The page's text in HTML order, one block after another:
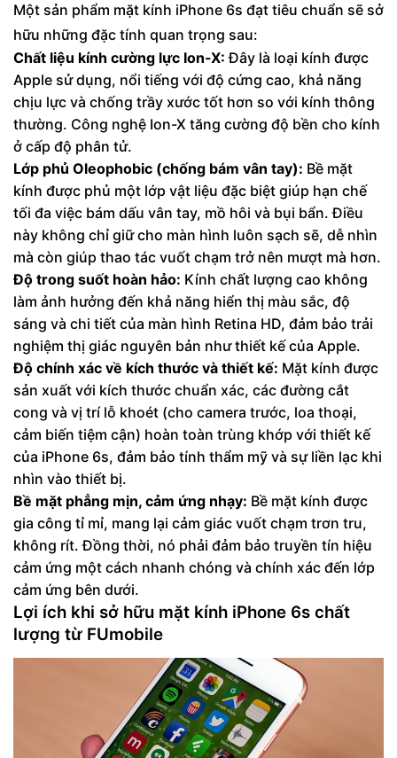
Một sản phẩm mặt kính iPhone 6s đạt tiêu chuẩn sẽ sở
hữu những đặc tính quan trọng sau:
Chất liệu kính cường lực Ion-X: Đây là loại kính được
Apple sử dụng, nổi tiếng với độ cứng cao, khả năng
chịu lực và chống trầy xước tốt hơn so với kính thông
thường. Công nghệ Ion-X tăng cường độ bền cho kính
ở cấp độ phân tử.
Lớp phủ Oleophobic (chống bám vân tay): Bề mặt
kính được phủ một lớp vật liệu đặc biệt giúp hạn chế
tối đa việc bám dấu vân tay, mồ hôi và bụi bẩn. Điều
này không chỉ giữ cho màn hình luôn sạch sẽ, dễ nhìn
mà còn giúp thao tác vuốt chạm trở nên mượt mà hơn.
Độ trong suốt hoàn hảo: Kính chất lượng cao không
làm ảnh hưởng đến khả năng hiển thị màu sắc, độ
sáng và chi tiết của màn hình Retina HD, đảm bảo trải
nghiệm thị giác nguyên bản như thiết kế của Apple.
Độ chính xác về kích thước và thiết kế: Mặt kính được
sản xuất với kích thước chuẩn xác, các đường cắt
cong và vị trí lỗ khoét (cho camera trước, loa thoại,
cảm biến tiệm cận) hoàn toàn trùng khớp với thiết kế
của iPhone 6s, đảm bảo tính thẩm mỹ và sự liền lạc khi
nhìn vào thiết bị.
Bề mặt phẳng mịn, cảm ứng nhạy: Bề mặt kính được
gia công tỉ mỉ, mang lại cảm giác vuốt chạm trơn tru,
không rít. Đồng thời, nó phải đảm bảo truyền tín hiệu
cảm ứng một cách nhanh chóng và chính xác đến lớp
cảm ứng bên dưới.
Lợi ích khi sở hữu mặt kính iPhone 6s chất
lượng từ FUmobile